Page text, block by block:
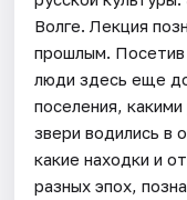
Волге. Лекция
прошлым. Посетив
люди здесь еще
поселения,
звери водились в
какие находки и
разных эпох,